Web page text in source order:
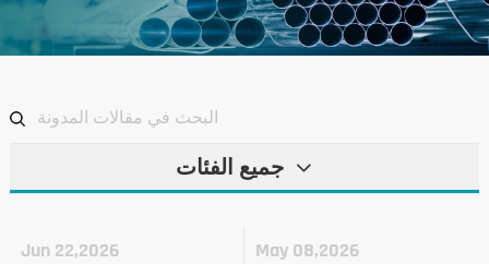
الاتصال
جميع الفئات
Jun 22,2026 May 08,2026